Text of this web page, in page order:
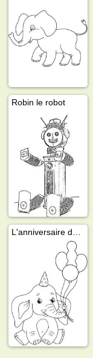
Robin le robot